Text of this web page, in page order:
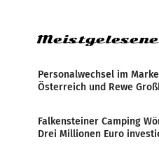
Personalwechsel im
Österreich und Rewe
Falkensteiner Camping
Drei Millionen Euro